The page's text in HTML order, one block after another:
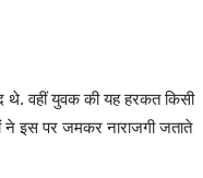
थे. वहीं युवक की यह हरकत किसी
ने इस पर जमकर नाराजगी जताते